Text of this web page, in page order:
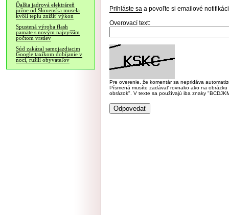
Ďalšia jadrová elektráreň
južne od Slovenska musela
kvôli teplu znížiť výkon
Spustená výroba flash
pamäte s novým najvyšším
počtom vrstiev
Súd zakázal samojazdiacim
Google taxíkom dobíjanie v
noci, rušili obyvateľov
Prihláste sa a povoľte si emailové
Overovací text:
Pre overenie, že komentár sa nepridáva
Písmená musíte zadávať rovnako ako na
obrázok". V texte sa používajú iba znaky